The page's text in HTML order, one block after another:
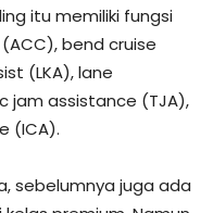
itu memiliki fungsi
bend cruise
(LKA), lane
jam assistance (TJA),
(ICA).
sebelumnya juga ada